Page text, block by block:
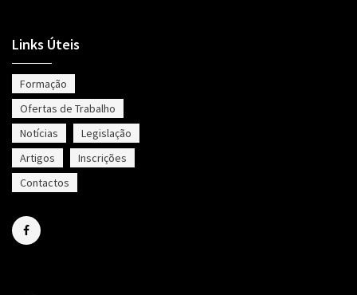
Links Úteis
Formação
Ofertas de Trabalho
Notícias
Legislação
Artigos
Inscrições
Contactos